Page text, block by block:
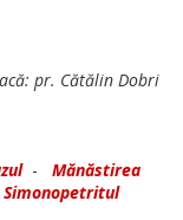
pr. Cătălin Dobri
- Mănăstirea